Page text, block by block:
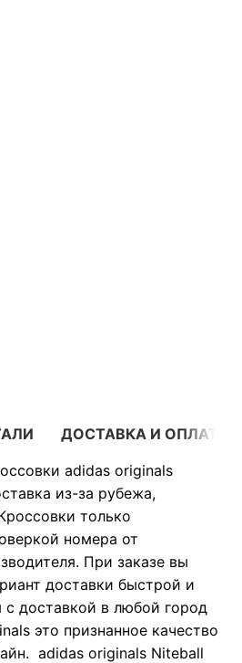
ДОСТАВКА И ОПЛАТА
adidas originals
из-за рубежа,
только
номера от
При заказе вы
доставки быстрой и
доставкой в любой город
это признанное качество
adidas originals Niteball